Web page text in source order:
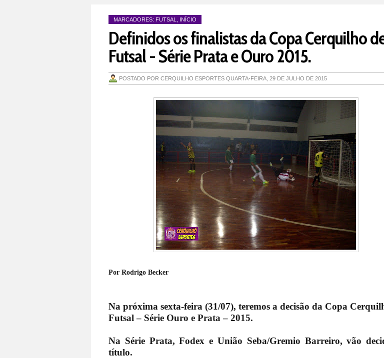
MARCADORES: FUTSAL INÍCIO
Definidos os finalistas da Copa Cerquilho
Futsal - Série Prata e Ouro 2015.
POSTADO POR CERQUILHO ESPORTES QUARTA-FEIRA, 29 DE JULHO DE 2015
Por Rodrigo Becker
Na próxima sexta-feira (31/07), teremos a decisão da Copa
Futsal – Série Ouro e Prata – 2015.
Na Série Prata, Fodex e União Seba/Gremio Barreiro, vão
título.